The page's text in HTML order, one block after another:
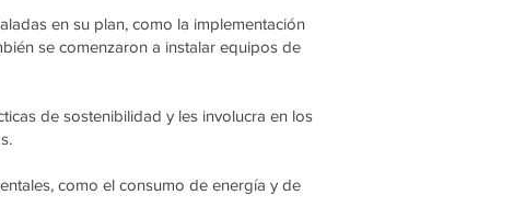
en su plan, como la implementación
se comenzaron a instalar equipos de
de sostenibilidad y les involucra en los
como el consumo de energía y de